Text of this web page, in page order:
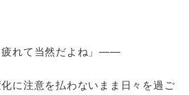
疲れて当然だよね」――
に注意を払わないまま日々を過ご